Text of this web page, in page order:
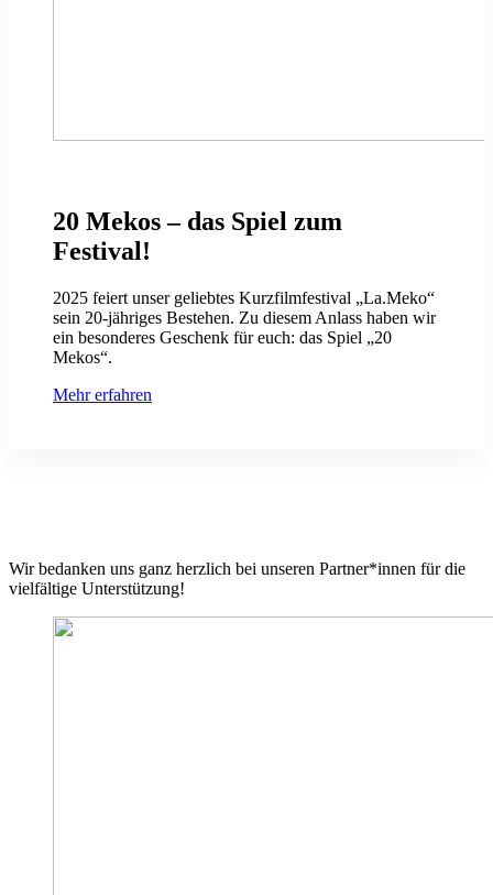
20 Mekos – das Spiel zum
Festival!
2025 feiert unser geliebtes Kurzfilmfestival „La.Meko“
sein 20-jähriges Bestehen. Zu diesem Anlass haben wir
ein besonderes Geschenk für euch: das Spiel „20
Mekos“.
Mehr erfahren
Wir bedanken uns ganz herzlich bei unseren Partner*innen für die
vielfältige Unterstützung!